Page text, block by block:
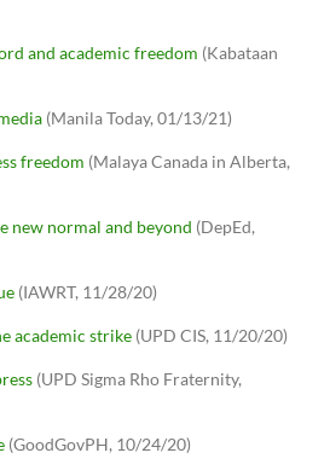
and academic freedom (Kabataan
(Manila Today, 01/13/21)
freedom (Malaya Canada in Alberta,
new normal and beyond (DepEd,
(IAWRT, 11/28/20)
academic strike (UPD CIS, 11/20/20)
(UPD Sigma Rho Fraternity,
(GoodGovPH, 10/24/20)